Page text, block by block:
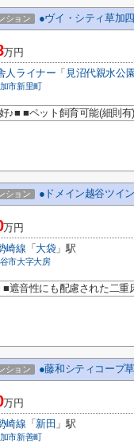
ション ●ヴイ・シティ草加
万円
人ライナー 「 見沼代親水公園
市新里町
♪■ ■ペット飼育可能(細則
ション ●ドメイン越谷ツイ
万円
崎線 「 大袋」駅
市大字大房
遮音性にも配慮された二
ション ●藤和シティコープ
万円
崎線 「 新田 」駅
市新善町